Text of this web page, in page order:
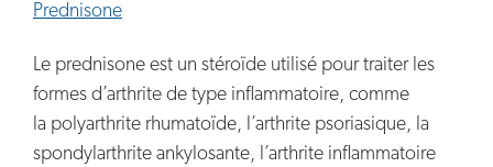
Prednisone
Le prednisone est un stéroïde utilisé pour traiter les
formes d’arthrite de type inflammatoire, comme
la polyarthrite rhumatoïde, l’arthrite psoriasique, la
spondylarthrite ankylosante, l’arthrite inflammatoire